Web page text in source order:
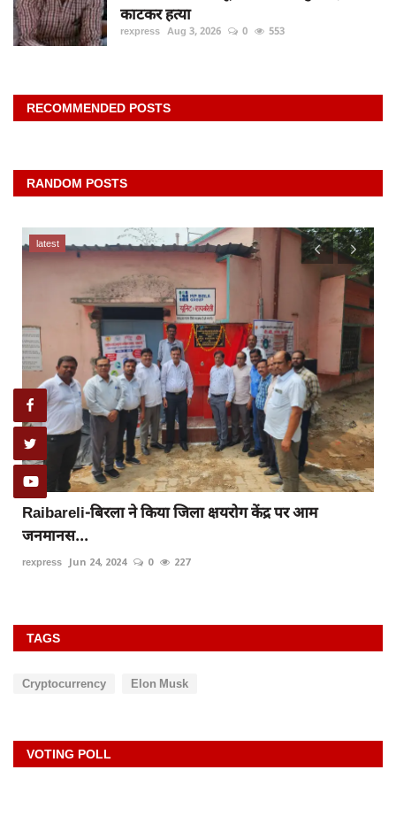
काटकर हत्या
rexpress Aug 3, 2026 0 553
RECOMMENDED POSTS
RANDOM POSTS
latest
Raibareli-बिरला ने किया जिला क्षयरोग केंद्र पर आम
जनमानस...
rexpress Jun 24, 2024 0 227
TAGS
Cryptocurrency Elon Musk
VOTING POLL